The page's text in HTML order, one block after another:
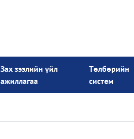
Зах зээлийн үйл
ажиллагаа
Төлбөрийн
систем